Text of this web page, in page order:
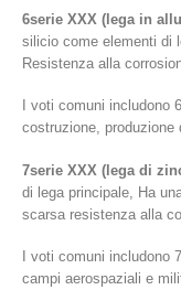
6serie XXX (lega in
silicio come elementi di
Resistenza alla
I voti comuni includono
costruzione, produzione
7serie XXX (lega di
di lega principale, Ha
scarsa resistenza alla
I voti comuni includono
campi aerospaziali e